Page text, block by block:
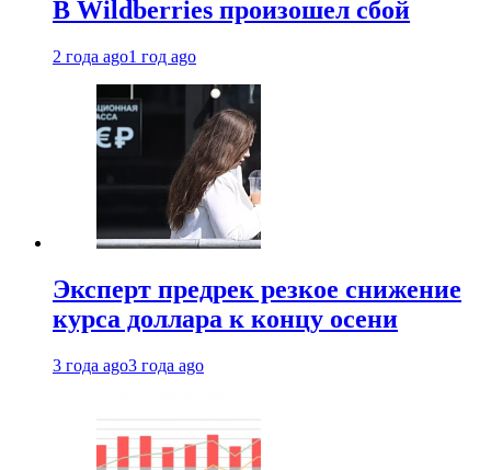
В Wildberries произошел сбой
2 года ago1 год ago
Эксперт предрек резкое снижение
курса доллара к концу осени
3 года ago3 года ago